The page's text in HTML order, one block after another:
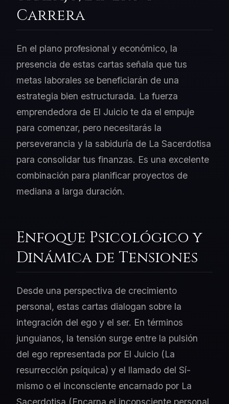
Carrera
En el plano profesional y económico, la
presencia de estas cartas señala que tus
metas laborales se beneficiarán de una
estrategia bien estructurada. La fuerza
emprendedora de El Juicio te da el empuje
para comenzar, pero necesitarás la
perseverancia y la sabiduría de La Sacerdotisa
para consolidar tus finanzas. Es una excelente
combinación para planificar proyectos de
mediana a larga duración.
Enfoque Psicológico y
Dinámica de Tensiones
Desde una perspectiva de crecimiento
personal, estas cartas dialogan sobre la
integración del ego y el ser. En términos
junguianos, la tensión surge entre la pulsión
del ego representada por El Juicio (La
resurrección psíquica) y el llamado del Sí-
mismo o el inconsciente encarnado por La